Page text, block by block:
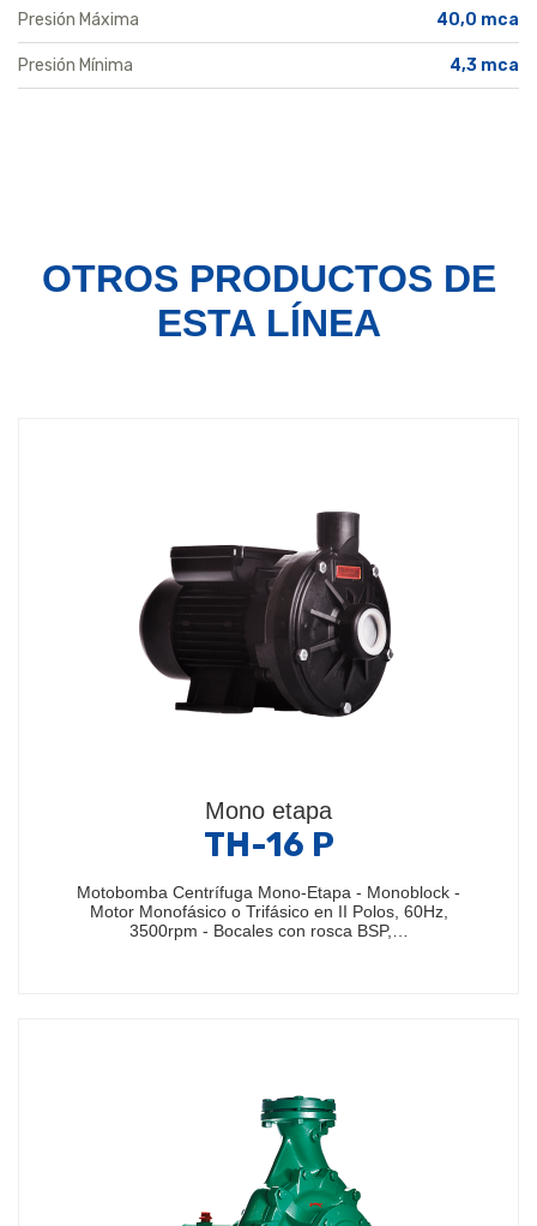
Presión Máxima 40,0 mca
Presión Mínima 4,3 mca
OTROS PRODUCTOS DE
ESTA LÍNEA
Mono etapa
TH-16 P
Motobomba Centrífuga Mono-Etapa - Monoblock -
Motor Monofásico o Trifásico en II Polos, 60Hz,
3500rpm - Bocales con rosca BSP,…